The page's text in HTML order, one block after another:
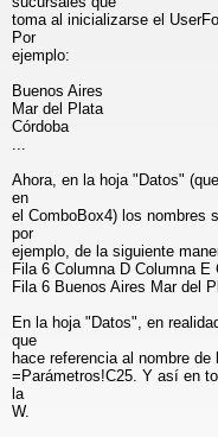
toma al inicializarse el
Por
ejemplo:
Buenos Aires
Mar del Plata
Córdoba
...
Ahora, en la hoja "Datos"
en
el ComboBox4) los nombres
por
ejemplo, de la siguiente
Fila 6 Columna D Columna E
Fila 6 Buenos Aires Mar del
En la hoja "Datos", en
que
hace referencia al nombre
=Parámetros!C25. Y así en
la
W.